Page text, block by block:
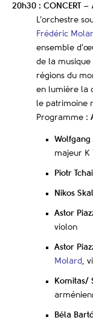
20h30 : CONCERT –
L’orchestre s
Frédéric
ensemble
de la musique
régions du
en lumière la
le patrimoine
Programme :
Wolfgang
majeur K
Piotr
Nikos
Astor
violon
Astor
Molard,
Komitas/
Béla